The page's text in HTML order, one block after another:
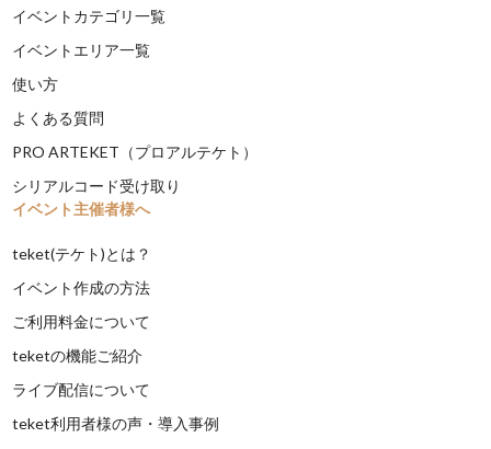
イベントカテゴリ一覧
イベントエリア一覧
使い方
よくある質問
PRO ARTEKET（プロアルテケト）
シリアルコード受け取り
イベント主催者様へ
teket(テケト)とは？
イベント作成の方法
ご利用料金について
teketの機能ご紹介
ライブ配信について
teket利用者様の声・導入事例